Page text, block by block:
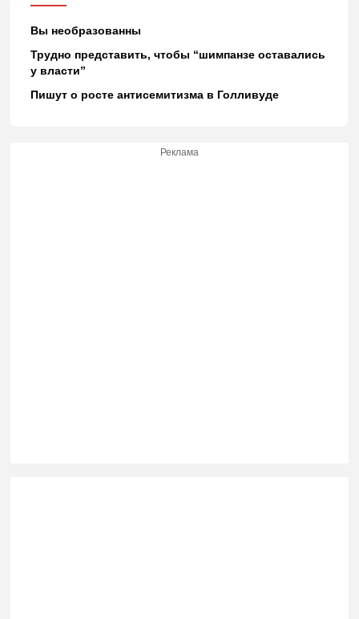
Вы необразованны
Трудно представить, чтобы “шимпанзе оставались
у власти”
Пишут о росте антисемитизма в Голливуде
Реклама